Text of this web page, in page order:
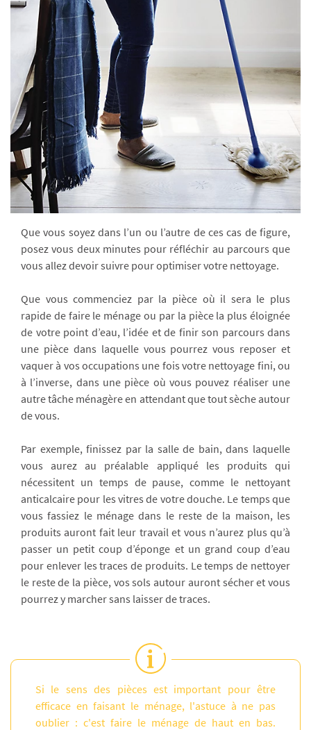
Que vous soyez dans l’un ou l’autre de ces cas de figure,
posez vous deux minutes pour réfléchir au parcours que
vous allez devoir suivre pour optimiser votre nettoyage.
Que vous commenciez par la pièce où il sera le plus
rapide de faire le ménage ou par la pièce la plus éloignée
de votre point d’eau, l’idée et de finir son parcours dans
une pièce dans laquelle vous pourrez vous reposer et
vaquer à vos occupations une fois votre nettoyage fini, ou
à l’inverse, dans une pièce où vous pouvez réaliser une
autre tâche ménagère en attendant que tout sèche autour
de vous.
Par exemple, finissez par la salle de bain, dans laquelle
vous aurez au préalable appliqué les produits qui
nécessitent un temps de pause, comme le nettoyant
anticalcaire pour les vitres de votre douche. Le temps que
vous fassiez le ménage dans le reste de la maison, les
produits auront fait leur travail et vous n’aurez plus qu’à
passer un petit coup d’éponge et un grand coup d’eau
pour enlever les traces de produits. Le temps de nettoyer
le reste de la pièce, vos sols autour auront sécher et vous
pourrez y marcher sans laisser de traces.
Si le sens des pièces est important pour être
efficace en faisant le ménage, l'astuce à ne pas
oublier : c'est faire le ménage de haut en bas.